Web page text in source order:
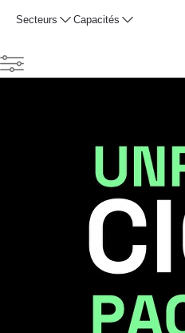
Secteurs Capacités